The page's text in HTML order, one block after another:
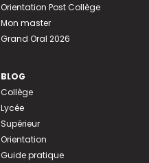
Orientation Post Collège
Mon master
Grand Oral 2026
BLOG
Collège
Lycée
Supérieur
Orientation
Guide pratique